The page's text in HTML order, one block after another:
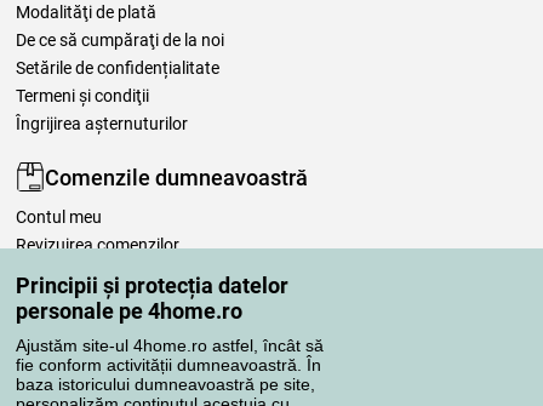
Principii și protecția datelor
personale pe 4home.ro
Ajustăm site-ul 4home.ro astfel, încât să
fie conform activității dumneavoastră. În
baza istoricului dumneavoastră pe site,
Modalităţi de plată
De ce să cumpăraţi de la noi
Setările de confidențialitate
Termeni şi condiţii
Îngrijirea așternuturilor
Comenzile dumneavoastră
Contul meu
Revizuirea comenzilor
Reclamaţii
Retragere de la contract
Regulile de procesare a recenziilor
Metode de transport